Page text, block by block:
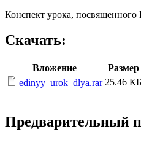
Конспект урока,
Скачать:
Вложение
Размер
edinyy_urok_dlya.rar 25.46 КБ
Предварительный